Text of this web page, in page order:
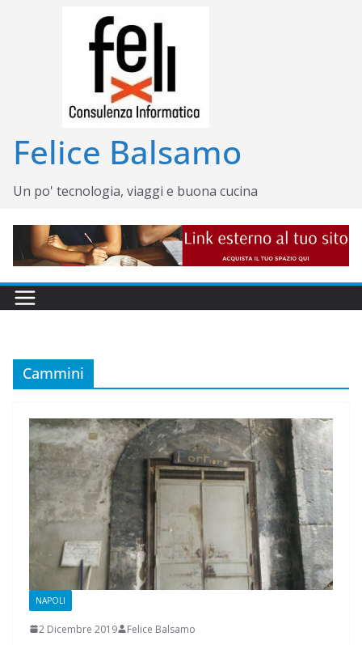
Felice Balsamo
Un po' tecnologia, viaggi e buona cucina
Cammini
NAPOLI
2 Dicembre 2019 Felice Balsamo